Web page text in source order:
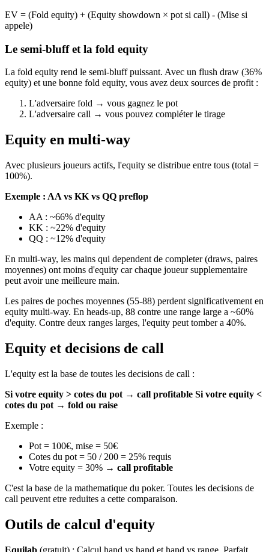
EV = (Fold equity) + (Equity showdown × pot si call) - (Mise si
appele)
Le semi-bluff et la fold equity
La fold equity rend le semi-bluff puissant. Avec un flush draw (36%
equity) et une bonne fold equity, vous avez deux sources de profit :
L'adversaire fold → vous gagnez le pot
L'adversaire call → vous pouvez compléter le tirage
Equity en multi-way
Avec plusieurs joueurs actifs, l'equity se distribue entre tous (total =
100%).
Exemple : AA vs KK vs QQ preflop
AA : ~66% d'equity
KK : ~22% d'equity
QQ : ~12% d'equity
En multi-way, les mains qui dependent de completer (draws, paires
moyennes) ont moins d'equity car chaque joueur supplementaire
peut avoir une meilleure main.
Les paires de poches moyennes (55-88) perdent significativement en
equity multi-way. En heads-up, 88 contre une range large a ~60%
d'equity. Contre deux ranges larges, l'equity peut tomber a 40%.
Equity et decisions de call
L'equity est la base de toutes les decisions de call :
Si votre equity > cotes du pot → call profitable Si votre equity <
cotes du pot → fold ou raise
Exemple :
Pot = 100€, mise = 50€
Cotes du pot = 50 / 200 = 25% requis
Votre equity = 30% → call profitable
C'est la base de la mathematique du poker. Toutes les decisions de
call peuvent etre reduites a cette comparaison.
Outils de calcul d'equity
Equilab (gratuit) : Calcul hand vs hand et hand vs range. Parfait